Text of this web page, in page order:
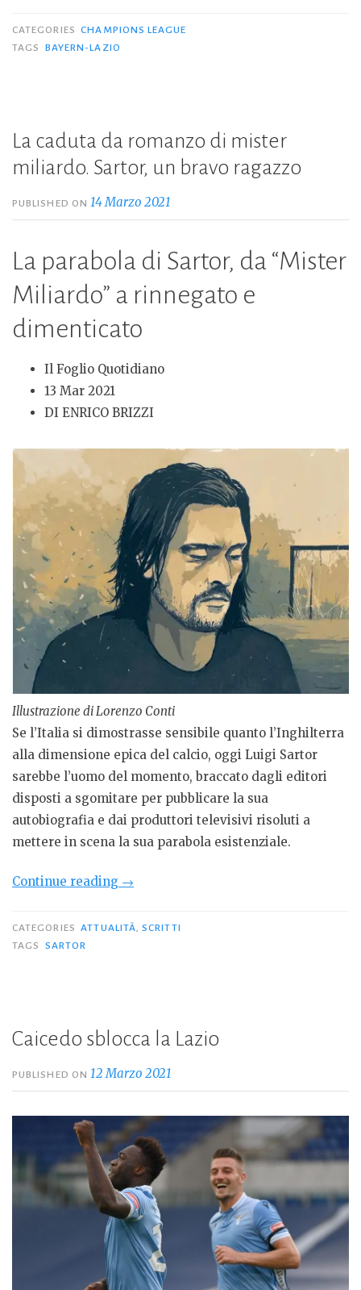
CATEGORIES CHAMPIONS LEAGUE
TAGS
BAYERN-LAZIO
La caduta da romanzo di mister
miliardo. Sartor, un bravo ragazzo
PUBLISHED ON14 Marzo 2021
La parabola di Sartor, da “Mister
Miliardo” a rinnegato e
dimenticato
Il Foglio Quotidiano
13 Mar 2021
DI ENRICO BRIZZI
Illustrazione di Lorenzo Conti
Se l’Italia si dimostrasse sensibile quanto l’Inghilterra
alla dimensione epica del calcio, oggi Luigi Sartor
sarebbe l’uomo del momento, braccato dagli editori
disposti a sgomitare per pubblicare la sua
autobiografia e dai produttori televisivi risoluti a
mettere in scena la sua parabola esistenziale.
Continue reading “La
da
Sartor,
bravo
→
CATEGORIES ATTUALITÀ ,SCRITTI
TAGS
SARTOR
Caicedo sblocca la Lazio
PUBLISHED ON 12 Marzo 2021